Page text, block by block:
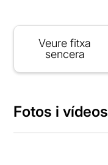
Veure fitxa
sencera
Fotos i vídeos